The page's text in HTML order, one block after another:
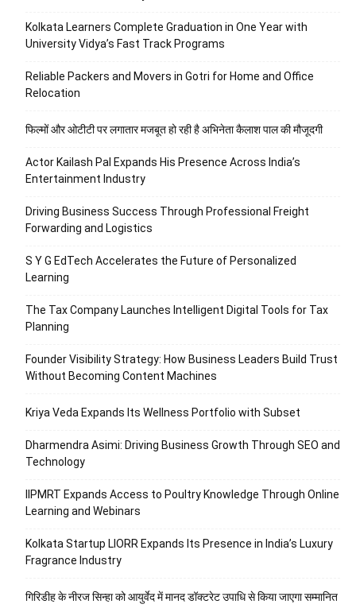
Kolkata Learners Complete Graduation in One Year with
University Vidya’s Fast Track Programs
Reliable Packers and Movers in Gotri for Home and Office
Relocation
फिल्मों और ओटीटी पर लगातार मजबूत हो रही है अभिनेता कैलाश पाल की मौजूदगी
Actor Kailash Pal Expands His Presence Across India’s
Entertainment Industry
Driving Business Success Through Professional Freight
Forwarding and Logistics
S Y G EdTech Accelerates the Future of Personalized
Learning
The Tax Company Launches Intelligent Digital Tools for Tax
Planning
Founder Visibility Strategy: How Business Leaders Build Trust
Without Becoming Content Machines
Kriya Veda Expands Its Wellness Portfolio with Subset
Dharmendra Asimi: Driving Business Growth Through SEO and
Technology
IIPMRT Expands Access to Poultry Knowledge Through Online
Learning and Webinars
Kolkata Startup LIORR Expands Its Presence in India’s Luxury
Fragrance Industry
गिरिडीह के नीरज सिन्हा को आयुर्वेद में मानद डॉक्टरेट उपाधि से किया जाएगा सम्मानित